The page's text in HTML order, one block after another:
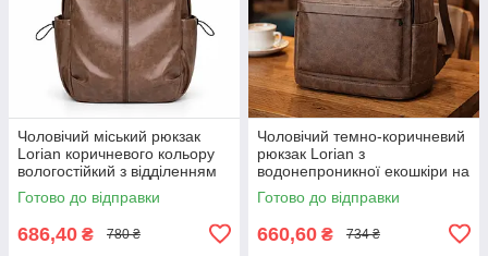
Чоловічий міський рюкзак
Lorian коричневого кольору
вологостійкий з відділенням
для ноутбука LR 4328 BN
Готово до відправки
686,40 ₴ 780 ₴
Чоловічий темно-коричневий
рюкзак Lorian з
водонепроникної екошкіри на
регульованих лямках LR
4128 BND
Готово до відправки
660,60 ₴ 734 ₴